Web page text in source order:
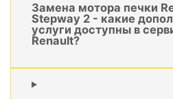
Замена мотора печки
Stepway 2 - какие
услуги доступны в
Renault?